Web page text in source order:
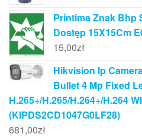
Printima Znak Bhp
Dostęp 15X15Cm
15,00zł
Hikvision Ip
Bullet 4 Mp Fixed
H.265+/H.265/H.264+/H.264
(KIPDS2CD1047G0LF28)
681,00zł